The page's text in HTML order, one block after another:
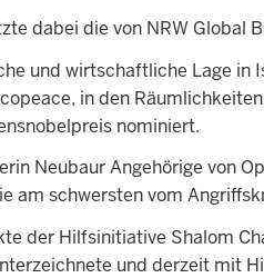
dabei die von NRW Global
und wirtschaftliche Lage
in den
nominiert.
Neubaur Angehörige von
am schwersten vom
der Hilfsinitiative Shalom
und derzeit mit